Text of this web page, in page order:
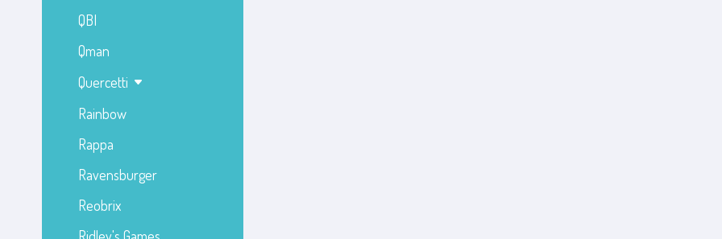
QBI
Qman
Quercetti
Rainbow
Rappa
Ravensburger
Reobrix